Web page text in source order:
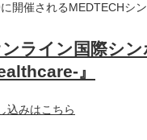
開催されるMEDTECHシ
ライン国際シ
』
込みはこちら